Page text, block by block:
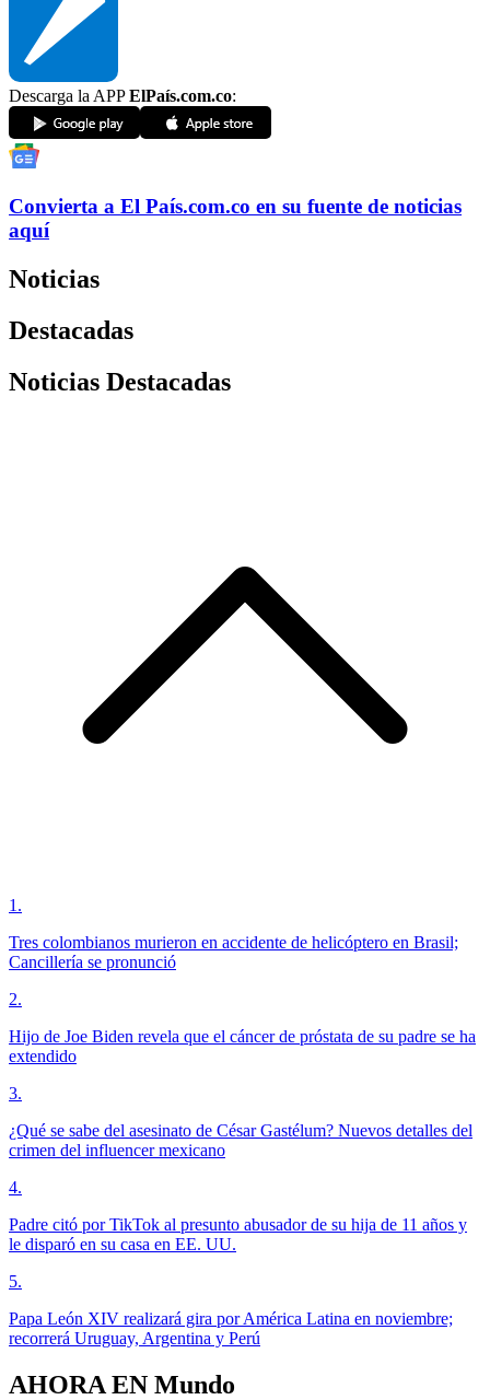
Descarga la APPElPaís.com.co:
Convierta a El País.com.co en su fuente de noticias
aquí
Noticias
Destacadas
Noticias Destacadas
1 .
Tres colombianos murieron en accidente de helicóptero en Brasil;
Cancillería se pronunció
2.
Hijo de Joe Biden revela que el cáncer de próstata de su padre se ha
extendido
3.
¿Qué se sabe del asesinato de César Gastélum? Nuevos detalles del
crimen del influencer mexicano
4.
Padre citó por TikTok al presunto abusador de su hija de 11 años y
le disparó en su casa en EE. UU.
5.
Papa León XIV realizará gira por América Latina en noviembre;
recorrerá Uruguay, Argentina y Perú
AHORA EN Mundo